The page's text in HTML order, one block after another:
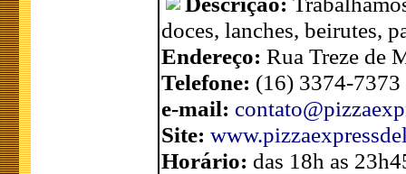
doces, lanches, beirutes,
Endereço: Rua Treze de
Telefone: (16) 3374-
e-mail:
Site:
Horário: das 18h as